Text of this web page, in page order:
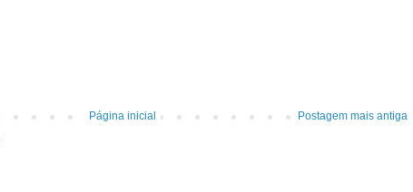
Postagem mais antiga
Página inicial